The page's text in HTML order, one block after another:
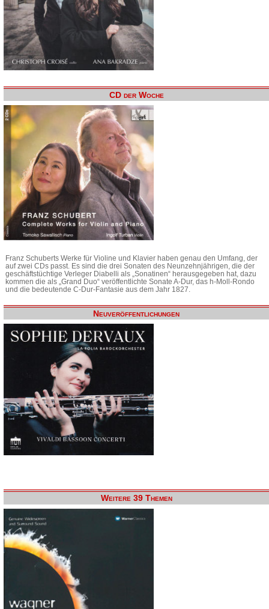
CD der Woche
Franz Schuberts Werke für Violine und Klavier haben genau den Umfang, der
auf zwei CDs passt. Es sind die drei Sonaten des Neunzehnjährigen, die der
geschäftstüchtige Verleger Diabelli als „Sonatinen“ herausgegeben hat, dazu
kommen die als „Grand Duo“ veröffentlichte Sonate A-Dur, das h-Moll-Rondo
und die bedeutende C-Dur-Fantasie aus dem Jahr 1827.
Neuveröffentlichungen
Weitere 39 Themen